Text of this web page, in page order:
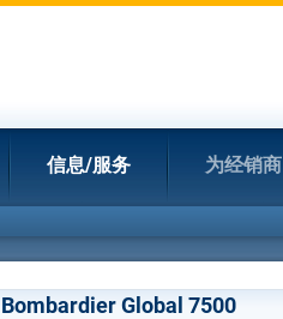
信息/服务 为经销商
Bombardier Global 7500